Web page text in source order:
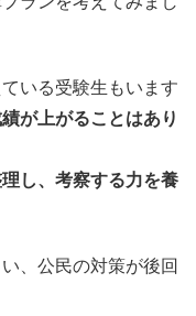
いる受験生もいます
が上がることはあり
し、考察する力を養
、公民の対策が後回